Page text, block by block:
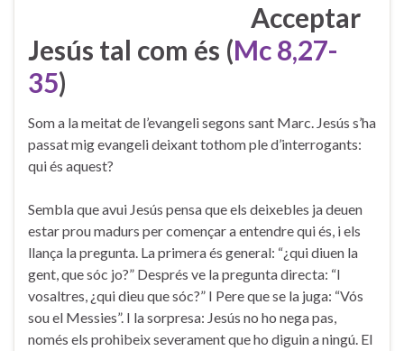
Acceptar
Jesús tal com és (Mc 8,27-
35)
Som a la meitat de l’evangeli segons sant Marc. Jesús s’ha
passat mig evangeli deixant tothom ple d’interrogants:
qui és aquest?
Sembla que avui Jesús pensa que els deixebles ja deuen
estar prou madurs per començar a entendre qui és, i els
llança la pregunta. La primera és general: “¿qui diuen la
gent, que sóc jo?” Després ve la pregunta directa: “I
vosaltres, ¿qui dieu que sóc?” I Pere que se la juga: “Vós
sou el Messies”. I la sorpresa: Jesús no ho nega pas,
només els prohibeix severament que ho diguin a ningú. El